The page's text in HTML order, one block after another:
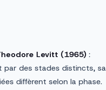
Levitt (1965) :
par des stades distincts, sa
diffèrent selon la phase.